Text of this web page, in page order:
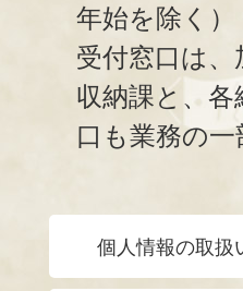
年始を除く）
受付窓口は
収納課と、 各
口も業務の一
個人情報の取扱